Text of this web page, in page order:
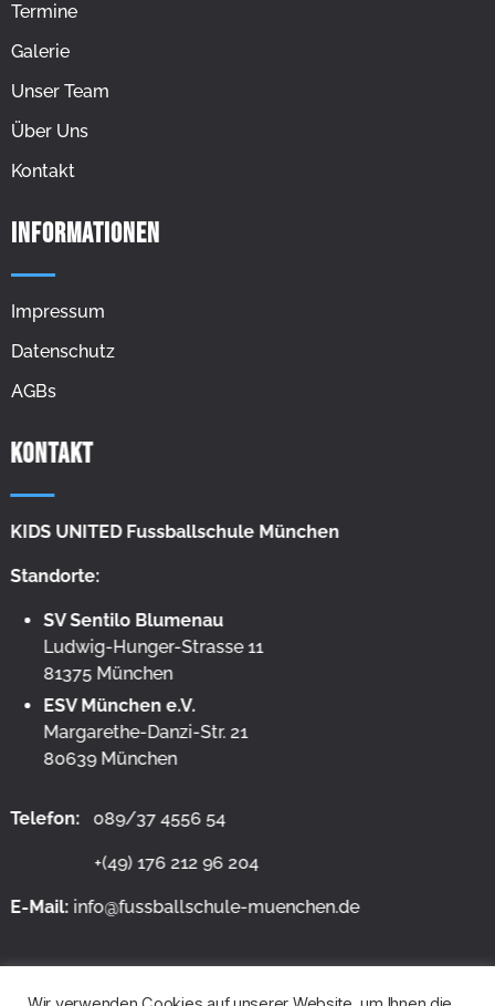
Termine
Galerie
Unser Team
Über Uns
Kontakt
Informationen
Impressum
Datenschutz
AGBs
Kontakt
KIDS UNITED Fussballschule München
Standorte:
SV Sentilo Blumenau
Ludwig-Hunger-Strasse 11
81375 München
ESV München e.V.
Margarethe-Danzi-Str. 21
80639 München
Telefon: 089/37 4556 54
+(49) 176 212 96 204
E-Mail: info@fussballschule-muenchen.de